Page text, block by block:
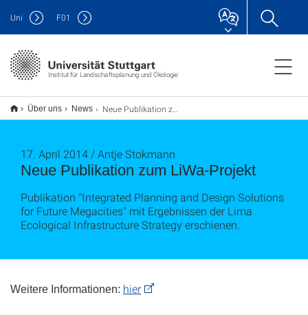
Institut für Landschaftsplanung und Ökologie
Uni F01
Über uns News Neue Publikation zum LiWa-Projekt
Neue Publikation zum LiWa-Projekt
17. April 2014 / Antje Stokmann
Publikation "Integrated Planning and Design Solutions
for Future Megacities" mit Ergebnissen der Lima
Ecological Infrastructure Strategy erschienen.
Weitere Informationen: hier